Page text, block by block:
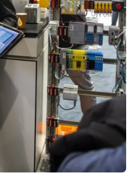
branchen ét sted.
som matcher det du
med
for dette felt.